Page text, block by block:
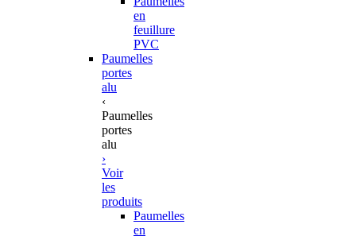
en
feuillure
PVC
Paumelles
portes
alu
‹
Paumelles
portes
alu
›
Voir
les
produits
Paumelles
en